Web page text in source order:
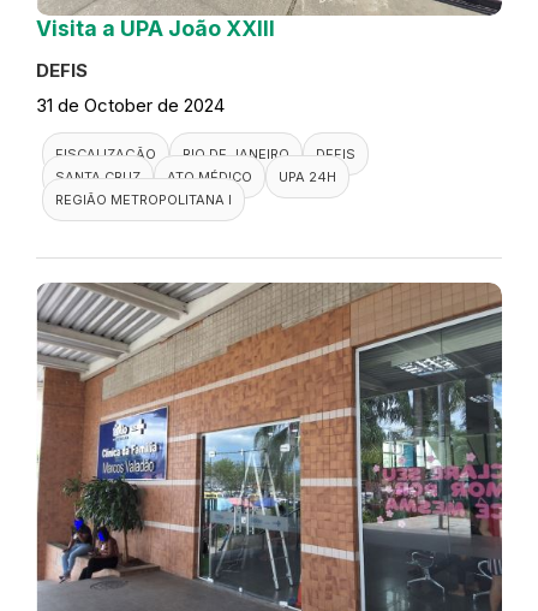
Visita a UPA João XXIII
DEFIS
31 de October de 2024
FISCALIZAÇÃO RIO DE JANEIRO
DEFIS
SANTA CRUZ
ATO MÉDICO
UPA 24H
REGIÃO METROPOLITANA I